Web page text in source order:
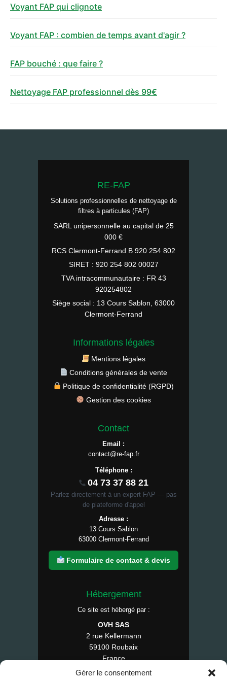
Gérer le consentement
Voyant FAP qui clignote
Voyant FAP : combien de temps avant d'agir ?
FAP bouché : que faire ?
Nettoyage FAP professionnel dès 99€
RE-FAP
Solutions professionnelles de nettoyage de
filtres à particules (FAP)
SARL unipersonnelle au capital de 25
000 €
RCS Clermont-Ferrand B 920 254 802
SIRET : 920 254 802 00027
TVA intracommunautaire : FR 43
920254802
Siège social : 13 Cours Sablon, 63000
Clermont-Ferrand
Informations légales
Mentions légales
Conditions générales de vente
Politique de confidentialité (RGPD)
Gestion des cookies
Contact
Email :
contact@re-fap.fr
Téléphone :
04 73 37 88 21
Parlez directement à un expert FAP — pas
de plateforme d'appel
Adresse :
13 Cours Sablon
63000 Clermont-Ferrand
Formulaire de contact & devis
Hébergement
Ce site est hébergé par :
OVH SAS
2 rue Kellermann
59100 Roubaix
France
Tél : 1007